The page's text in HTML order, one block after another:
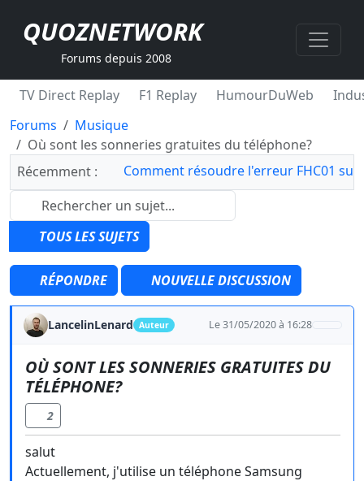
QUOZNETWORK
Forums depuis 2008
TV Direct Replay F1 Replay HumourDuWeb
Forums
Musique
Où sont les sonneries gratuites du téléphone?
Récemment :
Comment résoudre l'erreur FHC01 sur
TOUS LES SUJETS
RÉPONDRE NOUVELLE DISCUSSION
LancelinLenard Auteur Le 31/05/2020 à 16:28
OÙ SONT LES SONNERIES GRATUITES DU
TÉLÉPHONE?
2
salut
Actuellement, j'utilise un téléphone Samsung